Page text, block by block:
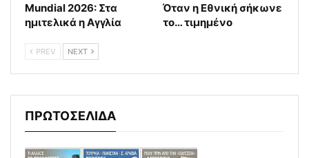
Mundial 2026: Στα
ημιτελικά η Αγγλία
Όταν η Εθνική σήκωνε
το… τιμημένο
PREV NEXT
ΠΡΩΤΟΣΕΛΙΔΑ